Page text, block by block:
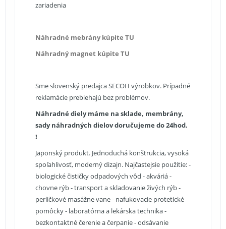
zariadenia
Náhradné mebrány kúpite TU
Náhradný magnet kúpite TU
Sme slovenský predajca SECOH výrobkov. Prípadné
reklamácie prebiehajú bez problémov.
Náhradné diely máme na sklade, membrány,
sady náhradných dielov doručujeme do 24hod.
!
Japonský produkt. Jednoduchá konštrukcia, vysoká
spoľahlivosť, moderný dizajn. Najčastejsie použitie: -
biologické čističky odpadových vôd - akváriá -
chovne rýb - transport a skladovanie živých rýb -
perličkové masážne vane - nafukovacie protetické
pomôcky - laboratórna a lekárska technika -
bezkontaktné čerenie a čerpanie - odsávanie